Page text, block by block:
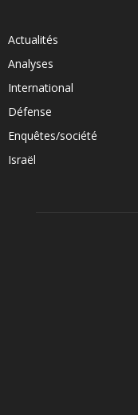
Actualités
Analyses
International
Défense
Enquêtes/société
Israël